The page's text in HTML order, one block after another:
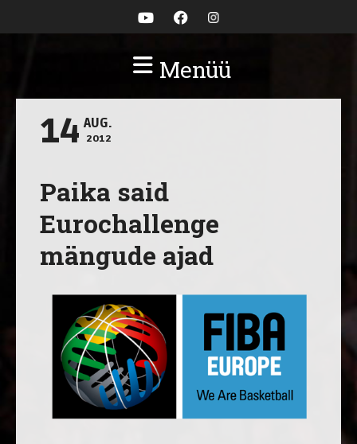
Menüü
14 AUG.
2012
Paika said
Eurochallenge
mängude ajad